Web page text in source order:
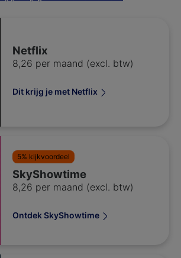
Netflix
8,26 per maand (excl. btw)
Dit krijg je met Netflix
5% kijkvoordeel
SkyShowtime
8,26 per maand (excl. btw)
Ontdek SkyShowtime